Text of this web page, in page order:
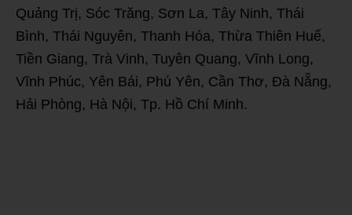
Quảng Trị, Sóc Trăng, Sơn La, Tây Ninh, Thái
Bình, Thái Nguyên, Thanh Hóa, Thừa Thiên Huế,
Tiền Giang, Trà Vinh, Tuyên Quang, Vĩnh Long,
Vĩnh Phúc, Yên Bái, Phú Yên, Cần Thơ, Đà Nẵng,
Hải Phòng, Hà Nội, Tp. Hồ Chí Minh.